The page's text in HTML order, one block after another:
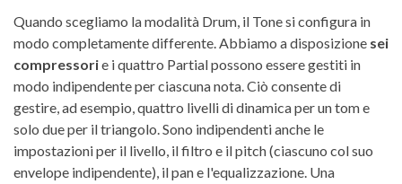
Quando scegliamo la modalità Drum, il Tone si configura in
modo completamente differente. Abbiamo a disposizione sei
compressorie i quattro Partial possono essere gestiti in
modo indipendente per ciascuna nota. Ciò consente di
gestire, ad esempio, quattro livelli di dinamica per un tom e
solo due per il triangolo. Sono indipendenti anche le
impostazioni per il livello, il filtro e il pitch (ciascuno col suo
envelope indipendente), il pan e l'equalizzazione. Una